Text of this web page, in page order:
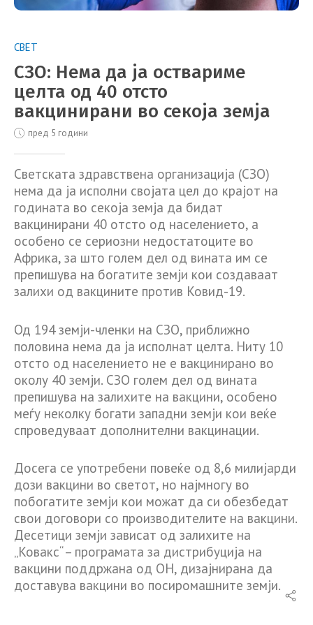
СВЕТ
СЗО: Нема да ја оствариме
целта од 40 отсто
вакцинирани во секоја земја
пред 5 години
Светската здравствена организација (СЗО)
нема да ја исполни својата цел до крајот на
годината во секоја земја да бидат
вакцинирани 40 отсто од населението, а
особено се сериозни недостатоците во
Африка, за што голем дел од вината им се
препишува на богатите земји кои создаваат
залихи од вакцините против Ковид-19.
Од 194 земји-членки на СЗО, приближно
половина нема да ја исполнат целта. Ниту 10
отсто од населението не е вакцинирано во
околу 40 земји. СЗО голем дел од вината
препишува на залихите на вакцини, особено
меѓу неколку богати западни земји кои веќе
спроведуваат дополнителни вакцинации.
Досега се употребени повеќе од 8,6 милијарди
дози вакцини во светот, но најмногу во
побогатите земји кои можат да си обезбедат
свои договори со производителите на вакцини.
Десетици земји зависат од залихите на
„Ковакс“ – програмата за дистрибуција на
вакцини поддржана од ОН, дизајнирана да
доставува вакцини во посиромашните земји.